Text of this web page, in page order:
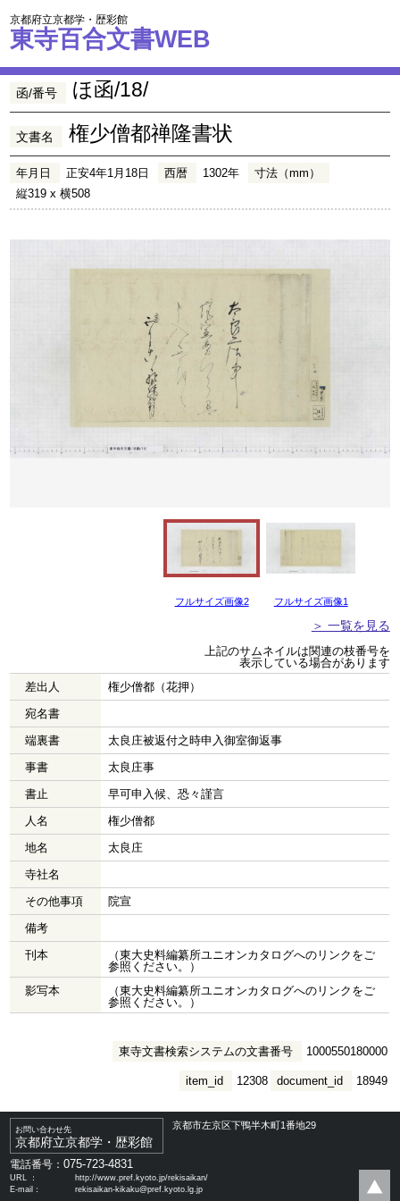
京都府立京都学・歴彩館
東寺百合文書WEB
函/番号 ほ函/18/
文書名 権少僧都禅隆書状
年月日 正安4年1月18日 西暦 1302年
寸法（mm）
縦319 x 横508
フルサイズ画像2 フルサイズ画像1
＞ 一覧を見る
上記のサムネイルは関連の枝番号を
表示している場合があります
差出人
権少僧都（花押）
宛名書
端裏書
太良庄被返付之時申入御室御返事
事書
太良庄事
書止
早可申入候、恐々謹言
人名
権少僧都
地名
太良庄
寺社名
その他事項
院宣
備考
刊本
（東大史料編纂所ユニオンカタログへのリンクをご
参照ください。）
影写本
（東大史料編纂所ユニオンカタログへのリンクをご
参照ください。）
東寺文書検索システムの文書番号 1000550180000
document_id 18949
item_id 12308
お問い合わせ先
京都府立京都学・歴彩館
京都市左京区下鴨半木町1番地29
電話番号：075-723-4831
URL ：
http://www.pref.kyoto.jp/rekisaikan/
E-mail：
rekisaikan-kikaku@pref.kyoto.lg.jp